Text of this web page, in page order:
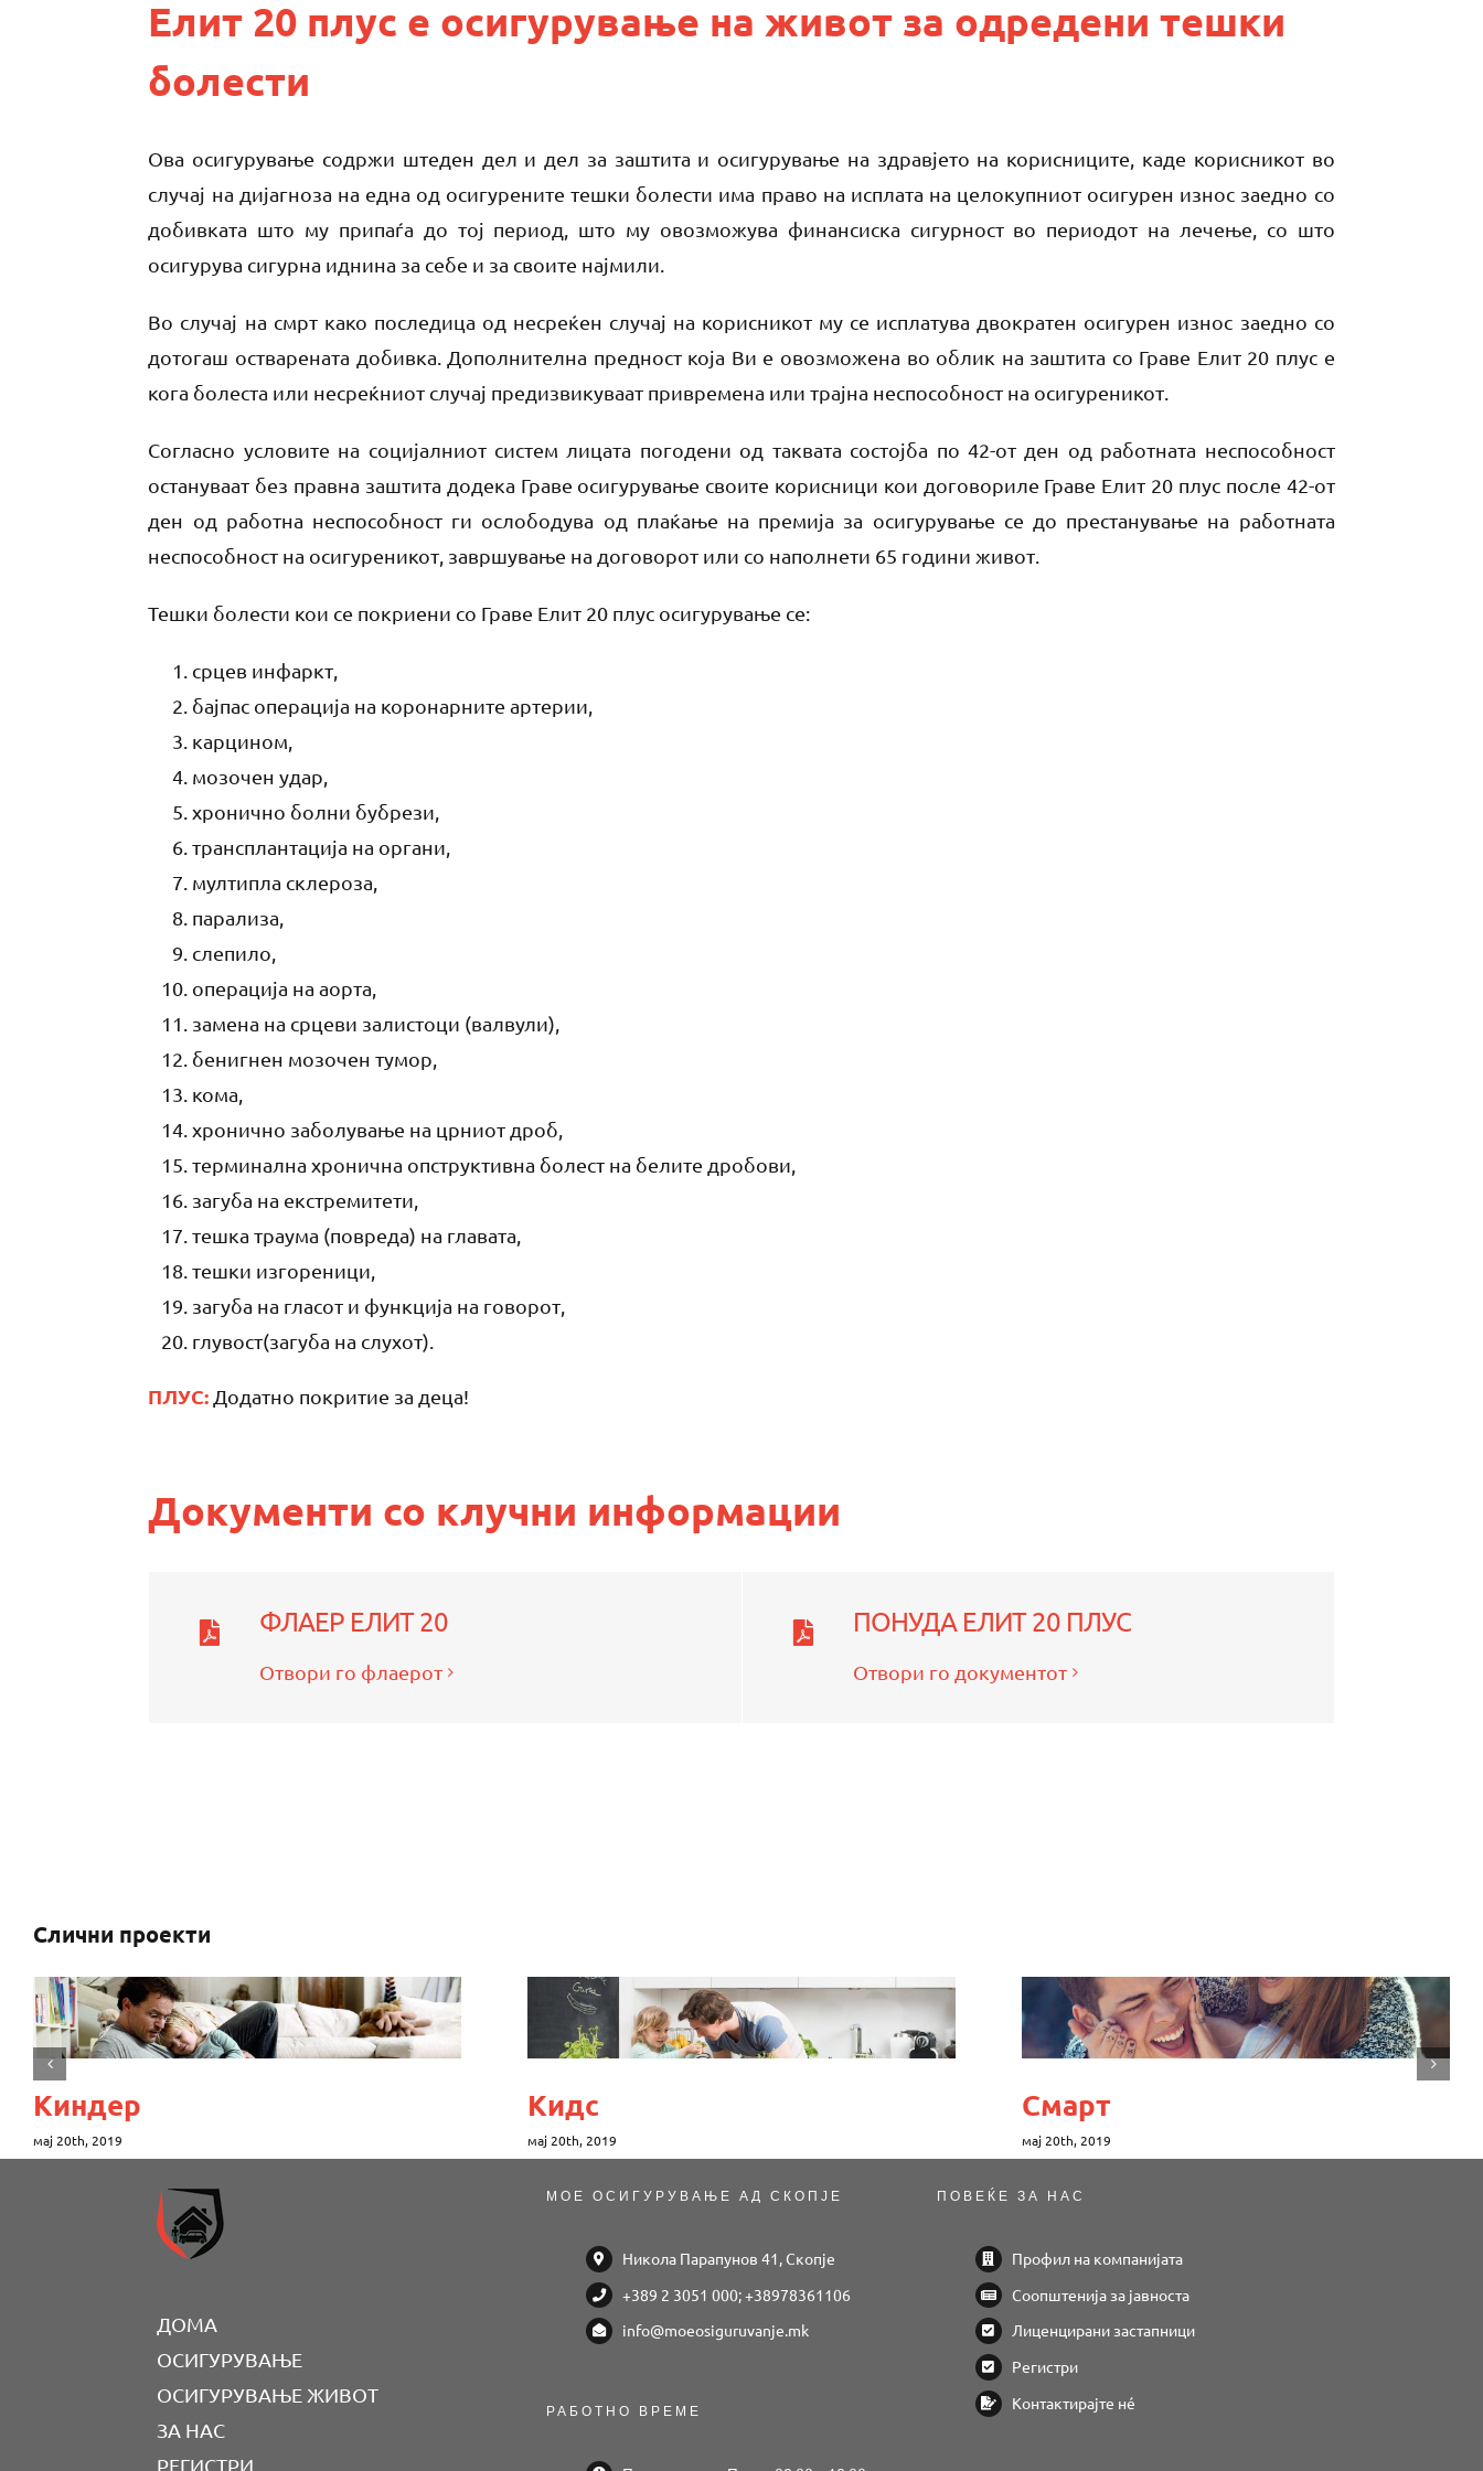
Елит 20 плус е осигурување на живот за одредени тешки
болести
Ова осигурување содржи штеден дел и дел за заштита и осигурување на здравјето на корисниците, каде корисникот во
случај на дијагноза на една од осигурените тешки болести има право на исплата на целокупниот осигурен износ заедно со
добивката што му припаѓа до тој период, што му овозможува финансиска сигурност во периодот на лечење, со што
осигурува сигурна иднина за себе и за своите најмили.
Во случај на смрт како последица од несреќен случај на корисникот му се исплатува двократен осигурен износ заедно со
дотогаш остварената добивка. Дополнителна предност која Ви е овозможена во облик на заштита со Граве Елит 20 плус е
кога болеста или несреќниот случај предизвикуваат привремена или трајна неспособност на осигуреникот.
Согласно условите на социјалниот систем лицата погодени од таквата состојба по 42-от ден од работната неспособност
остануваат без правна заштита додека Граве осигурување своите корисници кои договориле Граве Елит 20 плус после 42-от
ден од работна неспособност ги ослободува од плаќање на премија за осигурување се до престанување на работната
неспособност на осигуреникот, завршување на договорот или со наполнети 65 години живот.
Тешки болести кои се покриени со Граве Елит 20 плус осигурување се:
срцев инфаркт,
бајпас операција на коронарните артерии,
карцином,
мозочен удар,
хронично болни бубрези,
трансплантација на органи,
мултипла склероза,
парализа,
слепило,
операција на аорта,
замена на срцеви залистоци (валвули),
бенигнен мозочен тумор,
кома,
хронично заболување на црниот дроб,
терминална хронична опструктивна болест на белите дробови,
загуба на екстремитети,
тешка траума (повреда) на главата,
тешки изгореници,
загуба на гласот и функција на говорот,
глувост(загуба на слухот).
ПЛУС: Додатно покритие за деца!
Документи со клучни информации
ФЛАЕР ЕЛИТ 20
Отвори го флаерот
ПОНУДА ЕЛИТ 20 ПЛУС
Отвори го документот
Слични проекти
Киндер
мај 20th, 2019
Кидс
мај 20th, 2019
Смарт
мај 20th, 2019
ДОМА
ОСИГУРУВАЊЕ
ОСИГУРУВАЊЕ ЖИВОТ
ЗА НАС
РЕГИСТРИ
МОЕ ОСИГУРУВАЊЕ АД СКОПЈЕ
Никола Парапунов 41, Скопје
+389 2 3051 000; +38978361106
info@moeosiguruvanje.mk
РАБОТНО ВРЕМЕ
ПОВЕЌЕ ЗА НАС
Профил на компанијата
Соопштенија за јавноста
Лиценцирани застапници
Регистри
Контактирајте нé